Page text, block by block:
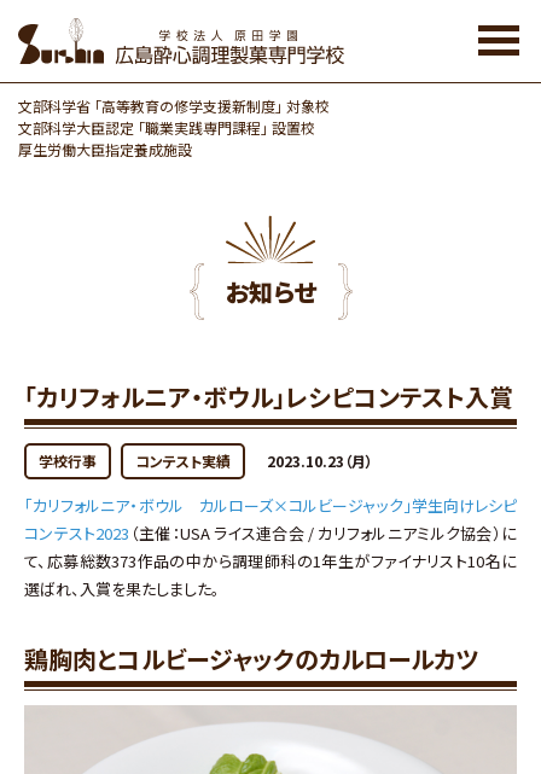
the
content
文部科学省 「高等教育の修学支援新制度」 対象校
文部科学大臣認定 「職業実践専門課程」 設置校
厚生労働大臣指定養成施設
お知らせ
「カリフォルニア・ボウル」レシピコンテスト入賞
学校行事 コンテスト実績 2023.10.23（月）
「カリフォルニア・ボウル カルローズ×コルビージャック」学生向けレシピ
コンテスト2023 （主催：USA ライス連合会 / カリフォルニアミルク協会）に
て、応募総数373作品の中から調理師科の1年生がファイナリスト10名に
選ばれ、入賞を果たしました。
鶏胸肉とコルビージャックのカルロールカツ